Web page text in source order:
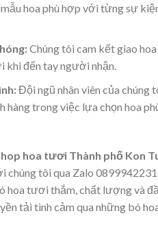
hoa phù hợp với từng sự
Chúng tôi cam kết giao
khi đến tay người nhận.
Đội ngũ nhân viên của chúng
hàng trong việc lựa chọn hoa
hoa tươi Thành phố Kon
chúng tôi qua Zalo
hoa tươi thắm, chất lượng và
tải tình cảm qua những bó